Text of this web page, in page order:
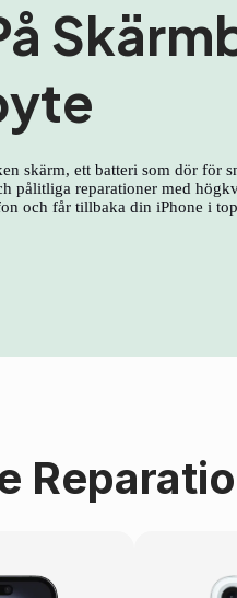
skärm, ett batteri som dör för
pålitliga reparationer med
och får tillbaka din iPhone i